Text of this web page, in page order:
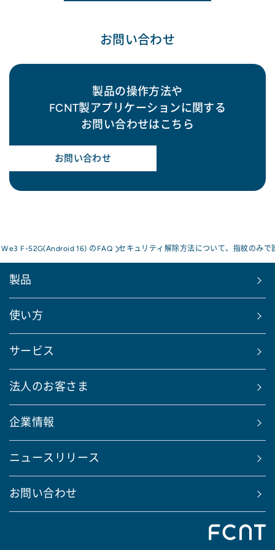
お問い合わせ
製品の操作方法や
FCNT製アプリケーションに関する
お問い合わせはこちら
お問い合わせ
F-52G(Android 16) のFAQ セキュリティ解除方法について、指紋のみで
製品
使い方
サービス
法人のお客さま
企業情報
ニュースリリース
お問い合わせ